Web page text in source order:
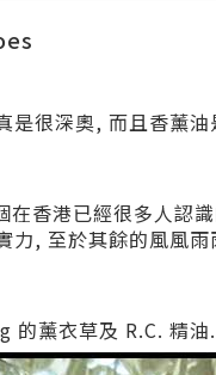
是很深奧, 而且香薰
香港已經很多人認
力, 至於其餘的風風
的薰衣草及 R.C. 精油.